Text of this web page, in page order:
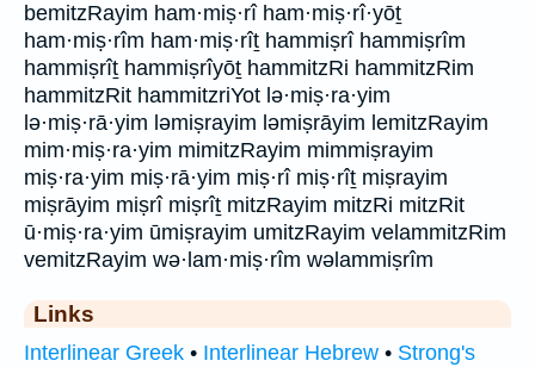
bemitzRayim ham·miṣ·rî ham·miṣ·rî·yōṯ
ham·miṣ·rîm ham·miṣ·rîṯ hammiṣrî hammiṣrîm
hammiṣrîṯ hammiṣrîyōṯ hammitzRi hammitzRim
hammitzRit hammitzriYot lə·miṣ·ra·yim
lə·miṣ·rā·yim ləmiṣrayim ləmiṣrāyim lemitzRayim
mim·miṣ·ra·yim mimitzRayim mimmiṣrayim
miṣ·ra·yim miṣ·rā·yim miṣ·rî miṣ·rîṯ miṣrayim
miṣrāyim miṣrî miṣrîṯ mitzRayim mitzRi mitzRit
ū·miṣ·ra·yim ūmiṣrayim umitzRayim velammitzRim
vemitzRayim wə·lam·miṣ·rîm wəlammiṣrîm
Links
Interlinear Greek • Interlinear Hebrew • Strong's